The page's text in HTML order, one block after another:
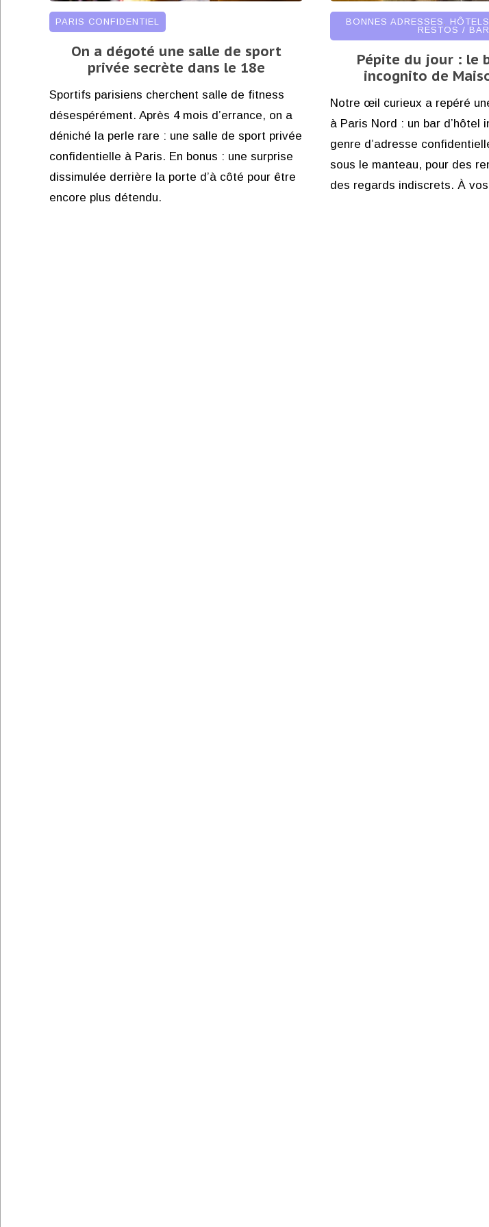
PARIS CONFIDENTIEL
On a dégoté une salle de sport
privée secrète dans le 18e
Sportifs parisiens cherchent salle de fitness
désespérément. Après 4 mois d’errance, on a
déniché la perle rare : une salle de sport privée
confidentielle à Paris. En bonus : une surprise
dissimulée derrière la porte d’à côté pour être
encore plus détendu.
BONNES ADRESSES HÔTELS
RESTOS /
Pépite du jour : le
incognito de
Notre œil curieux a repéré
à Paris Nord : un bar d’hôtel
genre d’adresse
sous le manteau, pour des
des regards indiscrets. À